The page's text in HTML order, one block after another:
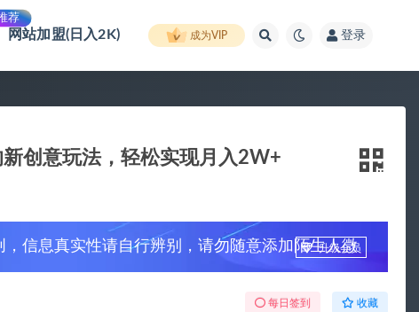
荐
网站加盟(日入2K) 成为VIP 登录
创意玩法，轻松实现月入2W+
，信息真实性请自行辨别，请勿随意添加陌生人微
升级会员
每日签到 收藏